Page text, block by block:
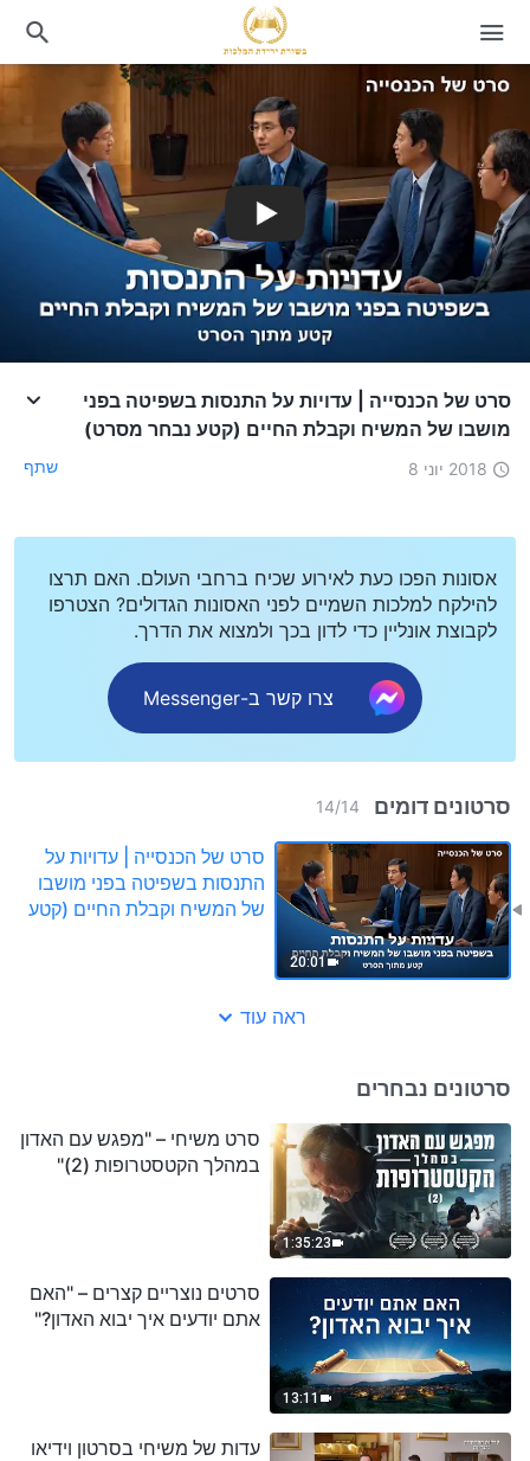
סרט של הכנסייה | עדויות על התנסות בשפיטה בפני
מושבו של המשיח וקבלת החיים (קטע נבחר מסרט)
2018 יוני 8 שתף
אסונות הפכו כעת לאירוע שכיח ברחבי העולם. האם תרצו
להילקח למלכות השמיים לפני האסונות הגדולים? הצטרפו
לקבוצת אונליין כדי לדון בכך ולמצוא את הדרך.
צרו קשר ב-Messenger
סרטונים דומים 14/14
20:01
סרט של הכנסייה | עדויות על
התנסות בשפיטה בפני מושבו
של המשיח וקבלת החיים (קטע
ראה עוד
סרטונים נבחרים
1:35:23
סרט משיחי – "מפגש עם האדון
במהלך הקטסטרופות (2)"
13:11
סרטים נוצריים קצרים – "האם
אתם יודעים איך יבוא האדון?"
עדות של משיחי בסרטון וידיאו